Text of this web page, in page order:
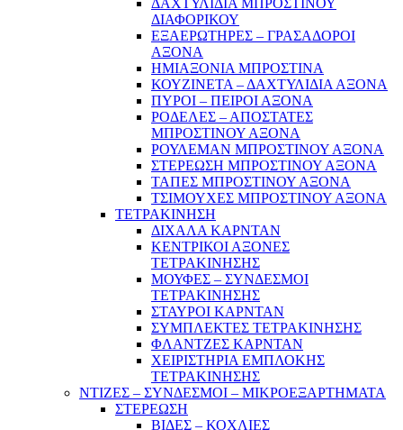
ΔΑΧΤΥΛΙΔΙΑ ΜΠΡΟΣΤΙΝΟΥ
ΔΙΑΦΟΡΙΚΟΥ
ΕΞΑΕΡΩΤΗΡΕΣ – ΓΡΑΣΑΔΟΡΟΙ
ΑΞΟΝΑ
ΗΜΙΑΞΟΝΙΑ ΜΠΡΟΣΤΙΝΑ
ΚΟΥΖΙΝΕΤΑ – ΔΑΧΤΥΛΙΔΙΑ ΑΞΟΝΑ
ΠΥΡΟΙ – ΠΕΙΡΟΙ ΑΞΟΝΑ
ΡΟΔΕΛΕΣ – ΑΠΟΣΤΑΤΕΣ
ΜΠΡΟΣΤΙΝΟΥ ΑΞΟΝΑ
ΡΟΥΛΕΜΑΝ ΜΠΡΟΣΤΙΝΟΥ ΑΞΟΝΑ
ΣΤΕΡΕΩΣΗ ΜΠΡΟΣΤΙΝΟΥ ΑΞΟΝΑ
ΤΑΠΕΣ ΜΠΡΟΣΤΙΝΟΥ ΑΞΟΝΑ
ΤΣΙΜΟΥΧΕΣ ΜΠΡΟΣΤΙΝΟΥ ΑΞΟΝΑ
ΤΕΤΡΑΚΙΝΗΣΗ
ΔΙΧΑΛΑ ΚΑΡΝΤΑΝ
ΚΕΝΤΡΙΚΟΙ ΑΞΟΝΕΣ
ΤΕΤΡΑΚΙΝΗΣΗΣ
ΜΟΥΦΕΣ – ΣΥΝΔΕΣΜΟΙ
ΤΕΤΡΑΚΙΝΗΣΗΣ
ΣΤΑΥΡΟΙ ΚΑΡΝΤΑΝ
ΣΥΜΠΛΕΚΤΕΣ ΤΕΤΡΑΚΙΝΗΣΗΣ
ΦΛΑΝΤΖΕΣ ΚΑΡΝΤΑΝ
ΧΕΙΡΙΣΤΗΡΙΑ ΕΜΠΛΟΚΗΣ
ΤΕΤΡΑΚΙΝΗΣΗΣ
ΝΤΙΖΕΣ – ΣΥΝΔΕΣΜΟΙ – ΜΙΚΡΟΕΞΑΡΤΗΜΑΤΑ
ΣΤΕΡΕΩΣΗ
ΒΙΔΕΣ – ΚΟΧΛΙΕΣ